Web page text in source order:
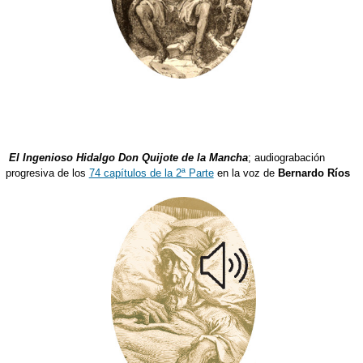
El Ingenioso Hidalgo Don Quijote de la Mancha; audiograbación
progresiva de los 74 capítulos de la 2ª Parteen la voz de Bernardo Ríos